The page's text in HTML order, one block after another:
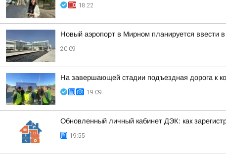
18:22
Новый аэропорт в Мирном планируется ввести
20:09
На завершающей стадии подъездная дорога к
19:09
Обновленный личный кабинет ДЭК: как
19:55